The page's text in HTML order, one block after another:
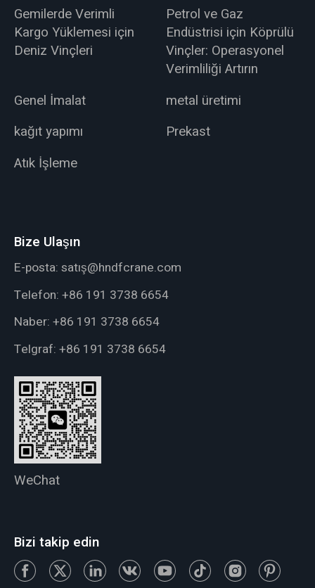
Gemilerde Verimli
Kargo Yüklemesi için
Deniz Vinçleri
Petrol ve Gaz
Endüstrisi için Köprülü
Vinçler: Operasyonel
Verimliliği Artırın
Genel İmalat
metal üretimi
kağıt yapımı
Prekast
Atık İşleme
Bize Ulaşın
E-posta: satış@hndfcrane.com
Telefon: +86 191 3738 6654
Naber: +86 191 3738 6654
Telgraf: +86 191 3738 6654
WeChat
Bizi takip edin